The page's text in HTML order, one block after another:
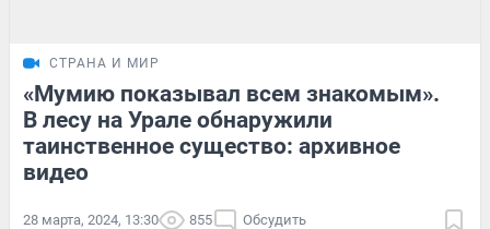
СТРАНА И МИР
«Мумию показывал всем знакомым».
В лесу на Урале обнаружили
таинственное существо: архивное
видео
28 марта, 2024, 13:30 855 Обсудить